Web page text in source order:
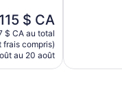
Le
$ CA
115 $ CA
$ CA au total
frais compris)
au 20 août